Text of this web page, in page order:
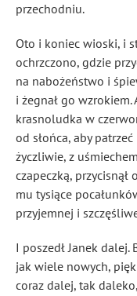
przechodniu.
Oto i koniec wioski, i
ochrzczono, gdzie
na nabożeństwo i
i żegnał go wzrokiem.
krasnoludka w
od słońca, aby
życzliwie, z
czapeczką, przycisnął
mu tysiące
przyjemnej i
I poszedł Janek dalej.
jak wiele nowych,
coraz dalej, tak